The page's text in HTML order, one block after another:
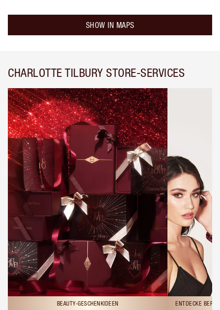
SHOW IN MAPS
CHARLOTTE TILBURY STORE-SERVICES
BEAUTY-GESCHENKIDEEN ENTDECKE